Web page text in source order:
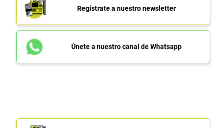
Regístrate a nuestro newsletter
Únete a nuestro canal de Whatsapp